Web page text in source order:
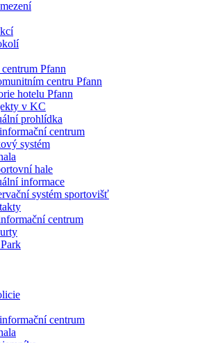
Pfann
centru Pfann
hotelu Pfann
v KC
prohlídka
centrum
systém
hale
informace
systém sportovišť
centrum
centrum